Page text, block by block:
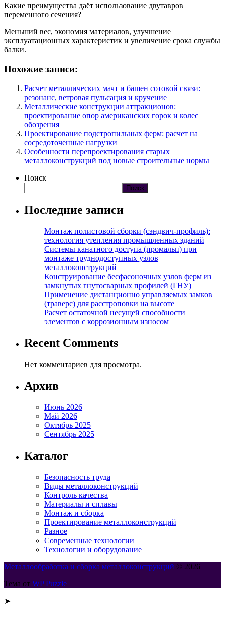
Какие преимущества даёт использование двутавров
переменного сечения?
Меньший вес, экономия материалов, улучшение
эксплуатационных характеристик и увеличение срока службы
балки.
Похожие записи:
Расчет металлических мачт и башен сотовой связи:
резонанс, ветровая пульсация и кручение
Металлические конструкции аттракционов:
проектирование опор американских горок и колес
обозрения
Проектирование подстропильных ферм: расчет на
сосредоточенные нагрузки
Особенности перепроектирования старых
металлоконструкций под новые строительные нормы
Поиск
Поиск
Последние записи
Монтаж полистовой сборки (сэндвич-профиль):
технология утепления промышленных зданий
Системы канатного доступа (промальп) при
монтаже труднодоступных узлов
металлоконструкций
Конструирование бесфасоночных узлов ферм из
замкнутых гнутосварных профилей (ГНУ)
Применение дистанционно управляемых замков
(траверс) для расстроповки на высоте
Расчет остаточной несущей способности
элементов с коррозионным износом
Recent Comments
Нет комментариев для просмотра.
Архив
Июнь 2026
Май 2026
Октябрь 2025
Сентябрь 2025
Каталог
Безопасность труда
Виды металлоконструкций
Контроль качества
Материалы и сплавы
Монтаж и сборка
Проектирование металлоконструкций
Разное
Современные технологии
Технологии и оборудование
Металлообработка и сборка металлоконструкций © 2026
Тема от WP Puzzle
➤